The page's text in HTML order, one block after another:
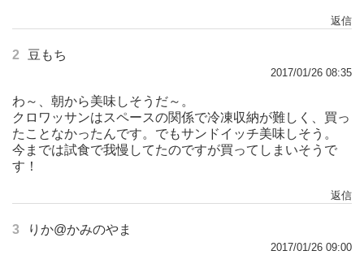
返信
2 豆もち
2017/01/26 08:35
わ～、朝から美味しそうだ～。
クロワッサンはスペースの関係で冷凍収納が難しく、買っ
たことなかったんです。でもサンドイッチ美味しそう。
今までは試食で我慢してたのですが買ってしまいそうで
す！
返信
3 りか@かみのやま
2017/01/26 09:00